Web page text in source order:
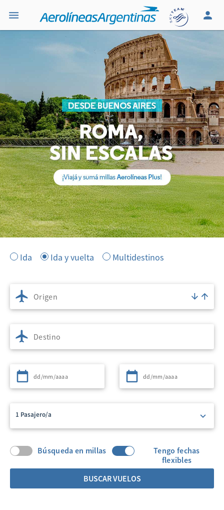
Ida Ida y vuelta Multidestinos
Origen
Destino
Partida Regreso
1 Pasajero/a
Búsqueda en millas
Tengo fechas
flexibles
BUSCAR VUELOS